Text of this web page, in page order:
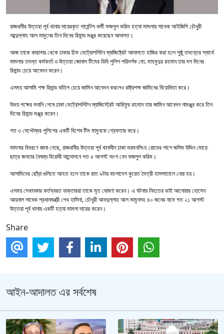
রাজধানীর উত্তরা পূর্ব থানায় দায়েরকৃত গার্মেন্টস কর্মী ফজলুল করিম হত্যা মামলায় সাবেক আইজিপি চৌধুরী
আব্দুল্লাহ আল মামুনের তিন দিনের রিমান্ড মঞ্জুর করেছেন আদালত।
আজ তাকে কারাগার থেকে ঢাকার চিফ মেট্রোপলিটন ম্যাজিষ্ট্রেট আদালতে হাজির করা হলে সুষ্ঠু তদন্তের স্বার্থে
মামলার তদন্ত কর্মকর্তা ও উত্তরা জোনাল টিমের ডিবি পুলিশ পরিদর্শক মো. মাহমুদুর রহমান তার দশ দিনের
রিমান্ড চেয়ে আবেদন করেন।
এসময় আসামি পক্ষ রিমান্ড বাতিল চেয়ে জামিন আবেদন করলেও রাষ্ট্রপক্ষ জামিনের বিরোধিতা করে।
উভয় পক্ষের শুনানি শেষে ঢাকা মেট্রোপলিটন ম্যাজিস্ট্রেট আরিফুর রহমান তার জামিন আবেদন নামঞ্জুর করে তিন
দিনের রিমান্ড মঞ্জুর করেন।
গত ৩ সেপ্টেম্বর পুলিশের একটি বিশেষ টিম মামুনকে গ্রেফতার করে।
মামলার বিবরণে জানা গেছে, রাজধানীর উত্তরা পূর্ব থানাধীন ঢাকা ময়মনসিংহ রোডের পাশে জসিম উদ্দিন মোড়ে
ছাত্র জনতার বৈষম্য বিরোধী আন্দোলনে গত ৫ আগস্ট অংশ নেন ফজলুল করিম।
আসামিদের ছোঁড়া গুলিতে আহত হলে তাকে রাত ৯টায় বাংলাদেশ কুয়েত মৈত্রী হাসপাতালে নেয়া হয়।
এসময় সেখানকার কর্তব্যরত ডাক্তাররা তাকে মৃত ঘোষণা করেন। এ ঘটনায় নিহতের ভাই আনোয়ার হোসেন
আয়নাল সাবেক প্রধানমন্ত্রী শেখ হাসিনা, চৌধুরী আবদুল্লাহ আল মামুনসহ ৪০ জনের নামে গত ২১ আগস্ট
উত্তরা পূর্ব থানায় একটি হত্যা মামলা দায়ের করেন।
Share
আইন-আদালত এর সর্বশেষ